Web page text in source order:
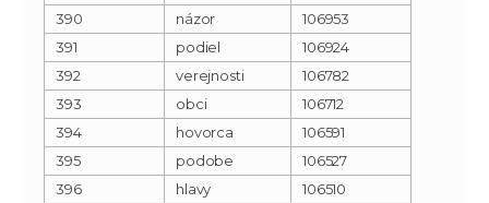
390
názor
106953
391
podiel
106924
392
verejnosti
106782
393
obci
106712
394
hovorca
106591
395
podobe
106527
396
hlavy
106510